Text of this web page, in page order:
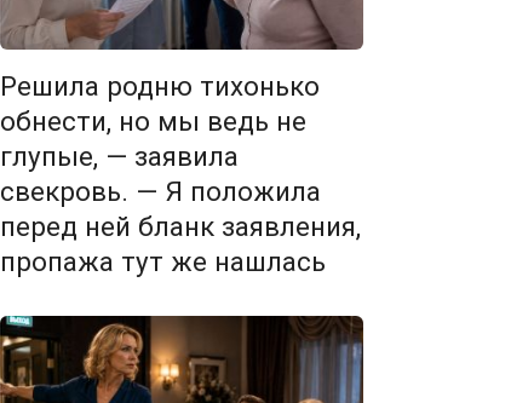
Решила родню тихонько
обнести, но мы ведь не
глупые, — заявила
свекровь. — Я положила
перед ней бланк заявления,
пропажа тут же нашлась